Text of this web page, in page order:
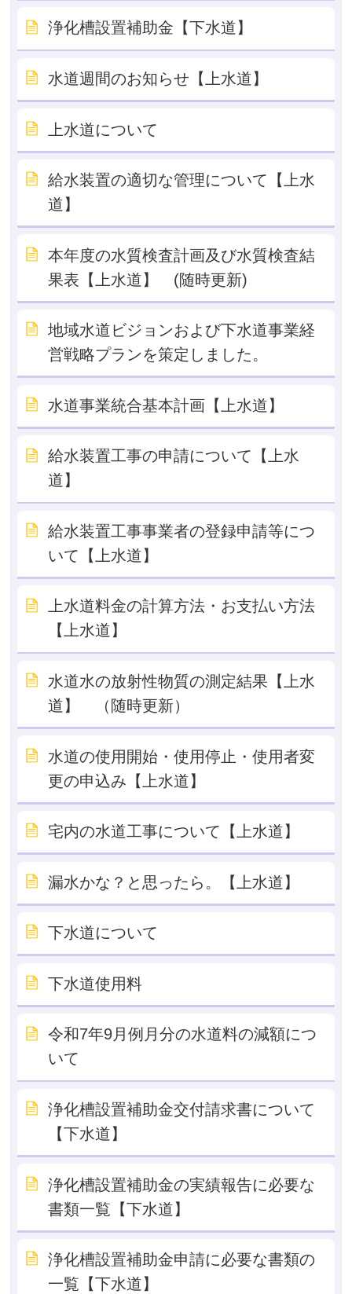
浄化槽設置補助金【下水道】
水道週間のお知らせ【上水道】
上水道について
給水装置の適切な管理について【上水
道】
本年度の水質検査計画及び水質検査結
果表【上水道】 (随時更新)
地域水道ビジョンおよび下水道事業経
営戦略プランを策定しました。
水道事業統合基本計画【上水道】
給水装置工事の申請について【上水
道】
給水装置工事事業者の登録申請等につ
いて【上水道】
上水道料金の計算方法・お支払い方法
【上水道】
水道水の放射性物質の測定結果【上水
道】 （随時更新）
水道の使用開始・使用停止・使用者変
更の申込み【上水道】
宅内の水道工事について【上水道】
漏水かな？と思ったら。【上水道】
下水道について
下水道使用料
令和7年9月例月分の水道料の減額につ
いて
浄化槽設置補助金交付請求書について
【下水道】
浄化槽設置補助金の実績報告に必要な
書類一覧【下水道】
浄化槽設置補助金申請に必要な書類の
一覧【下水道】